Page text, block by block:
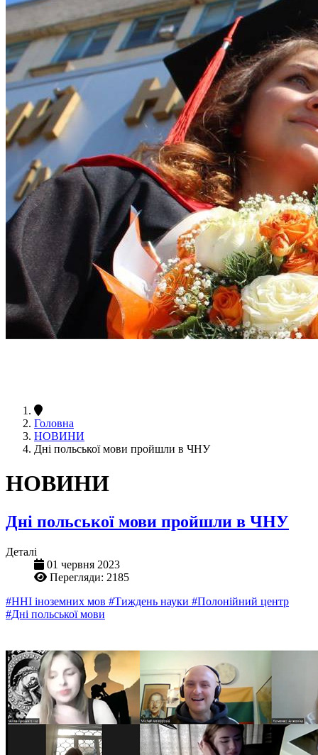
Головна
НОВИНИ
Дні польської мови пройшли в ЧНУ
НОВИНИ
Дні польської мови пройшли в ЧНУ
Деталі
01 червня 2023
Перегляди: 2185
#ННІ іноземних мов #Тиждень науки #Полонійний центр
#Дні польської мови